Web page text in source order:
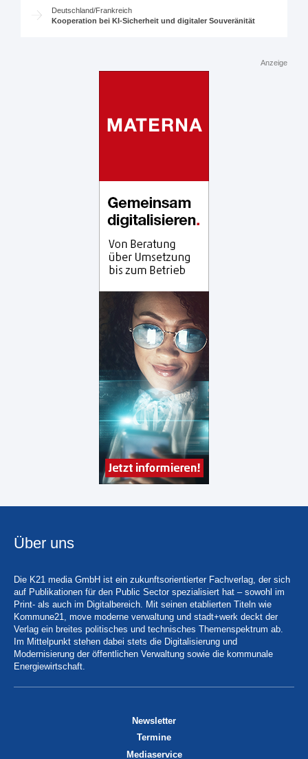
Deutschland/Frankreich
Kooperation bei KI-Sicherheit und digitaler Souveränität
Anzeige
Über uns
Die K21 media GmbH ist ein zukunftsorientierter Fachverlag, der sich
auf Publikationen für den Public Sector spezialisiert hat – sowohl im
Print- als auch im Digitalbereich. Mit seinen etablierten Titeln wie
Kommune21, move moderne verwaltung und stadt+werk deckt der
Verlag ein breites politisches und technisches Themenspektrum ab.
Im Mittelpunkt stehen dabei stets die Digitalisierung und
Modernisierung der öffentlichen Verwaltung sowie die kommunale
Energiewirtschaft.
Newsletter
Termine
Mediaservice